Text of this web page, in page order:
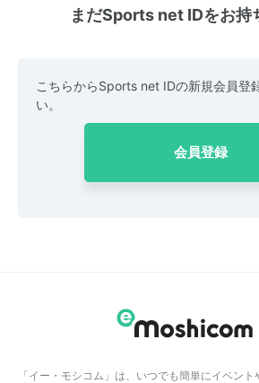
まだSports net IDをお持
こちらからSports net IDの新規会員登
い。
会員登録
「イー・モシコム」は、いつでも簡単にイベン